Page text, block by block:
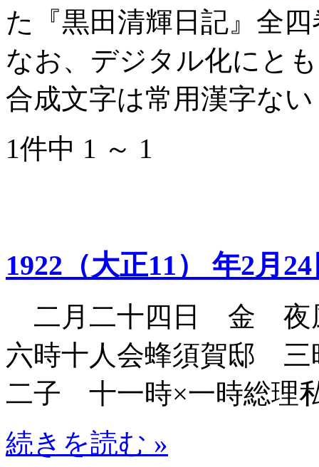
た『黒田清輝日記』全
なお、デジタル化にと
合成文字は常用漢字な
1件中 1 ～ 1
1922（大正11） 年2月
二月二十四日 金 夜
六時十人会蜂須賀邸
二子 十一時×一時総理
続きを読む »